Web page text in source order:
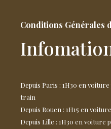
Conditions Générales
Depuis Paris : 1H30 en voiture
train
Depuis Rouen : 1H15 en
Depuis Lille : 1H30 en voiture